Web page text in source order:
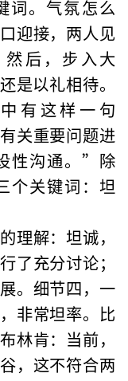
词。气氛怎么
迎接，两人见
后，步入大
以礼相待。
有这样一句
关重要问题进
性沟通。”除
关键词：坦
理解：坦诚，
了充分讨论；
。细节四，一
非常坦率。比
林肯：当前，
，这不符合两